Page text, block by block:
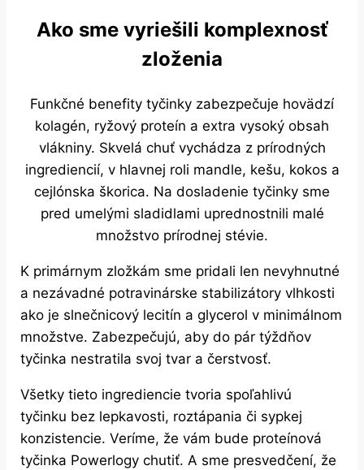
Ako sme vyriešili komplexnosť
zloženia
Funkčné benefity tyčinky zabezpečuje hovädzí
kolagén, ryžový proteín a extra vysoký obsah
vlákniny. Skvelá chuť vychádza z prírodných
ingrediencií, v hlavnej roli mandle, kešu, kokos a
cejlónska škorica. Na dosladenie tyčinky sme
pred umelými sladidlami uprednostnili malé
množstvo prírodnej stévie.
K primárnym zložkám sme pridali len nevyhnutné
a nezávadné potravinárske stabilizátory vlhkosti
ako je slnečnicový lecitín a glycerol v minimálnom
množstve. Zabezpečujú, aby do pár týždňov
tyčinka nestratila svoj tvar a čerstvosť.
Všetky tieto ingrediencie tvoria spoľahlivú
tyčinku bez lepkavosti, roztápania či sypkej
konzistencie. Veríme, že vám bude proteínová
tyčinka Powerlogy chutiť. A sme presvedčení, že